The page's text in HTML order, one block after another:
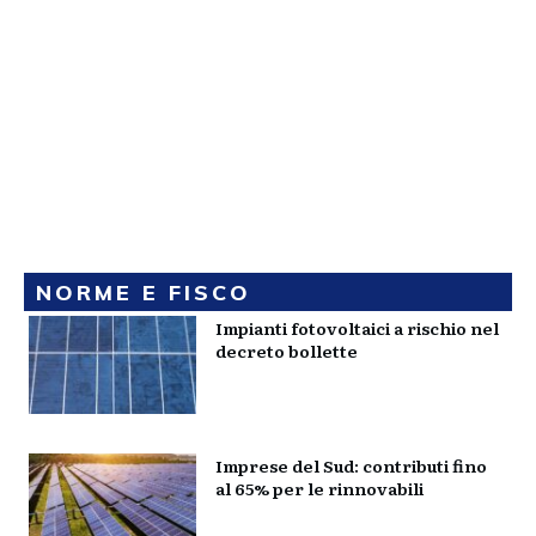
NORME E FISCO
Impianti fotovoltaici a rischio nel
decreto bollette
Imprese del Sud: contributi fino
al 65% per le rinnovabili